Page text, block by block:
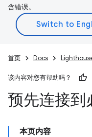
含错误。
首页 Docs
该内容对您有帮助吗？
预先连接到
本页内容